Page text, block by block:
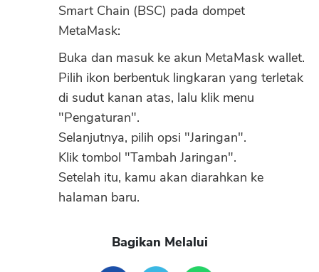
Smart Chain (BSC) pada dompet
MetaMask:
Buka dan masuk ke akun MetaMask wallet.
Pilih ikon berbentuk lingkaran yang terletak
di sudut kanan atas, lalu klik menu
"Pengaturan".
Selanjutnya, pilih opsi "Jaringan".
Klik tombol "Tambah Jaringan".
Setelah itu, kamu akan diarahkan ke
halaman baru.
Bagikan Melalui